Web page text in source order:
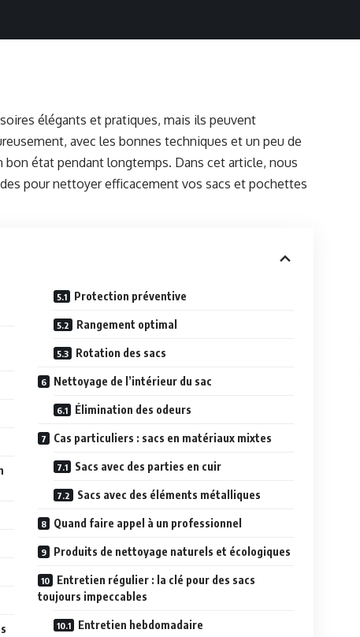
élégants et pratiques, mais ils peuvent
avec les bonnes techniques et un peu de
état pendant longtemps. Dans cet article, nous
pour nettoyer efficacement vos sacs et pochettes
Protection préventive
Rangement optimal
Rotation des sacs
Nettoyage de l’intérieur du sac
Élimination des odeurs
Cas particuliers : sacs en matériaux mixtes
Sacs avec des parties en cuir
Sacs avec des éléments métalliques
Quand faire appel à un professionnel
Produits de nettoyage naturels et écologiques
Entretien régulier : la clé pour des sacs
toujours impeccables
Entretien hebdomadaire